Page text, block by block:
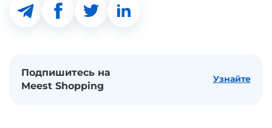
Подпишитесь на
Meest Shopping
Узнайте